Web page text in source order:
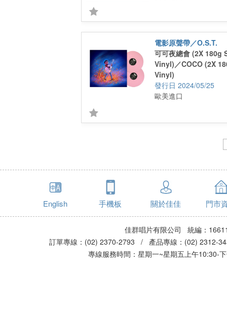
電影原聲帶／O.S.T.
可可夜總會 (2X 180g
Vinyl)／COCO (2X
Vinyl)
2024/05/25
歐美進口
English 手機板 關於佳佳 門市
佳群唱片有限公司 統編：
訂單專線：(02) 2370-2793 / 產品專線：(02)
專線服務時間：星期一~星期五上午10:30-